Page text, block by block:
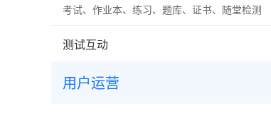
考试、作业本、练习、题库、证书、随堂检测
测试互动
用户运营